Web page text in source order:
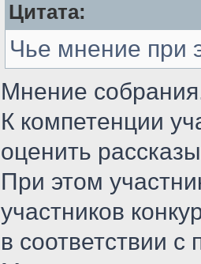
Цитата:
Чье мнение при
Мнение
К компетенции
оценить
При этом
участников
в соответствии